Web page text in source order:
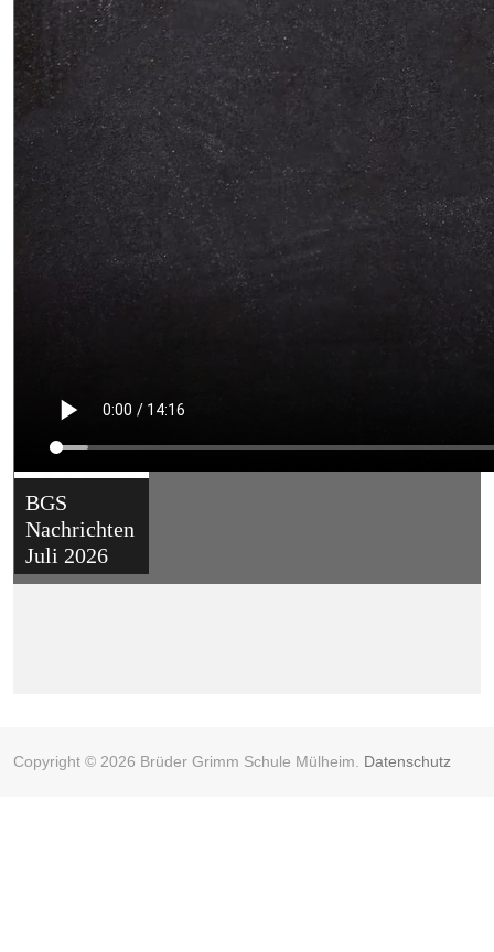
BGS
Nachrichten
Juli 2026
Copyright © 2026 Brüder Grimm Schule Mülheim. Datenschutz